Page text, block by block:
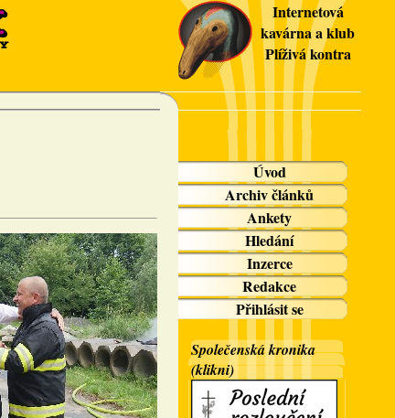
Internetová
kavárna a klub
Plíživá kontra
Úvod
Archiv článků
Ankety
Hledání
Inzerce
Redakce
Přihlásit se
Společenská kronika
(klikni)